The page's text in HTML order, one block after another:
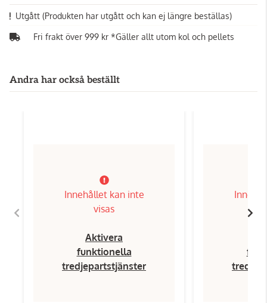
Utgått (Produkten har utgått och kan ej längre beställas)
Fri frakt över 999 kr *Gäller allt utom kol och pellets
Andra har också beställt
Innehållet kan inte
visas
Aktivera
funktionella
tredjepartstjänster